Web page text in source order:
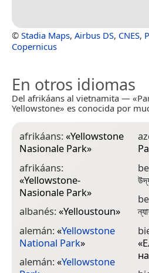
© Stadia Maps, Airbus DS, CNES,
Copernicus
En otros idiomas
Del afrikáans al vietnamita —
Yellowstone» es conocida por
afrikáans:«Yellowstone
Nasionale Park»
afrikáans:
«Yellowstone-
Nasionale Park»
albanés:«Yelloustoun»
alemán:«Yellowstone
National Park»
alemán:«Yellowstone
«